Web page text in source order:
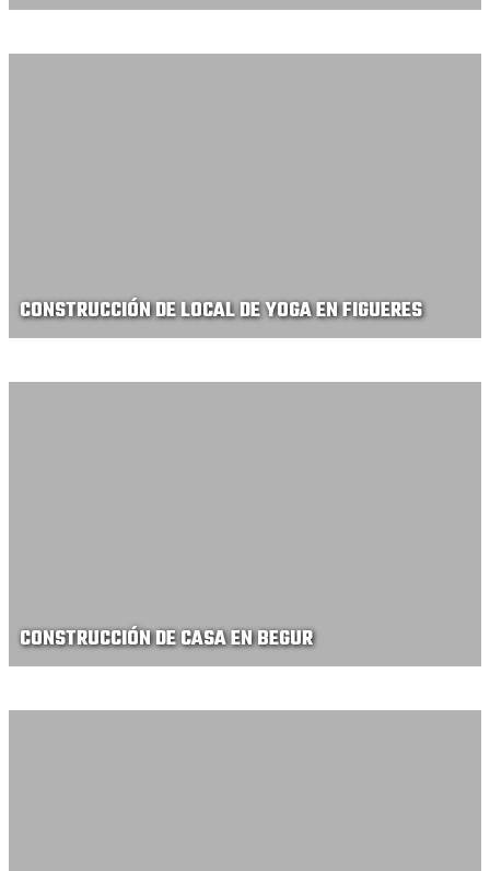
CONSTRUCCIÓN DE LOCAL DE YOGA EN FIGUERES
CONSTRUCCIÓN DE CASA EN BEGUR